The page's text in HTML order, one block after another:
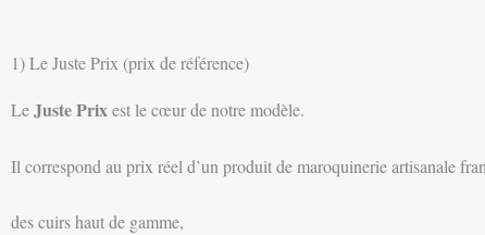
1) Le Juste Prix (prix de référence)
LeJuste Prixest le cœur de notre modèle.
Il correspond au prix réel d’un produit de maroquinerie artisanale
des cuirs haut de gamme,